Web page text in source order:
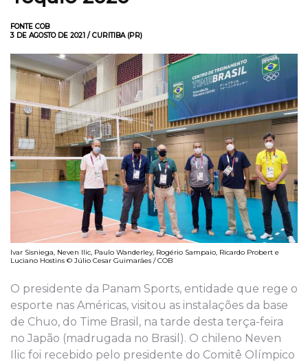
FONTE COB
3 DE AGOSTO DE 2021 / CURITIBA (PR)
Ivar Sisniega, Neven Ilic, Paulo Wanderley, Rogério Sampaio, Ricardo Probert e
Luciano Hostins © Júlio Cesar Guimarães / COB
O presidente da Panam Sports, entidade que rege o
esporte nas Américas, visitou as instalações da base
de Chuo, do Time Brasil, na tarde desta terça-feira
no Japão (madrugada no Brasil). O chileno Neven
Ilic foi recebido pelo presidente do Comitê Olímpico